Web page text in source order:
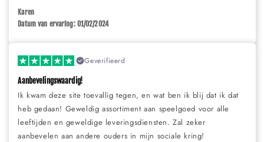
Karen
Datum van ervaring: 01/02/2024
Geverifieerd
Aanbevelingswaardig!
Ik kwam deze site toevallig tegen, en wat ben ik blij dat ik dat
heb gedaan! Geweldig assortiment aan speelgoed voor alle
leeftijden en geweldige leveringsdiensten. Zal zeker
aanbevelen aan andere ouders in mijn sociale kring!